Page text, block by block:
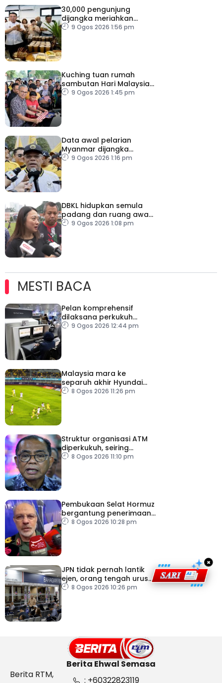
30,000 pengunjung
dijangka meriahkan
Karnival Jom Makan Ipoh
9 Ogos 2026 1:56 pm
Kuching tuan rumah
sambutan Hari Malaysia
20269 Ogos 2026 1:45 pm
Data awal pelarian
Myanmar dijangka
diperoleh suku keempat
9 Ogos 2026 1:16 pm
DBKL hidupkan semula
padang dan ruang awam
untuk semua golongan
9 Ogos 2026 1:08 pm
MESTI BACA
Pelan komprehensif
dilaksana perkukuh
keselamatan
9 Ogos 2026 12:44 pm
Malaysia mara ke
separuh akhir Hyundai
ASEAN Cup
8 Ogos 2026 11:26 pm
Struktur organisasi ATM
diperkukuh, seiring
pemodenan aset
8 Ogos 2026 11:10 pm
Pembukaan Selat Hormuz
bergantung penerimaan
AS – IRGC
8 Ogos 2026 10:28 pm
JPN tidak pernah lantik
ejen, orang tengah urus
dokumentasi
8 Ogos 2026 10:26 pm
×
Berita Ehwal Semasa
Berita RTM,
: +60322823119